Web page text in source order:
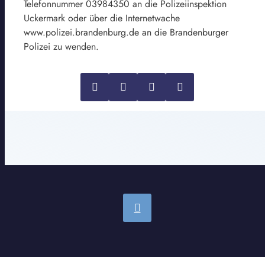
Telefonnummer 03984350 an die Polizeiinspektion
Uckermark oder über die Internetwache
www.polizei.brandenburg.de an die Brandenburger
Polizei zu wenden.